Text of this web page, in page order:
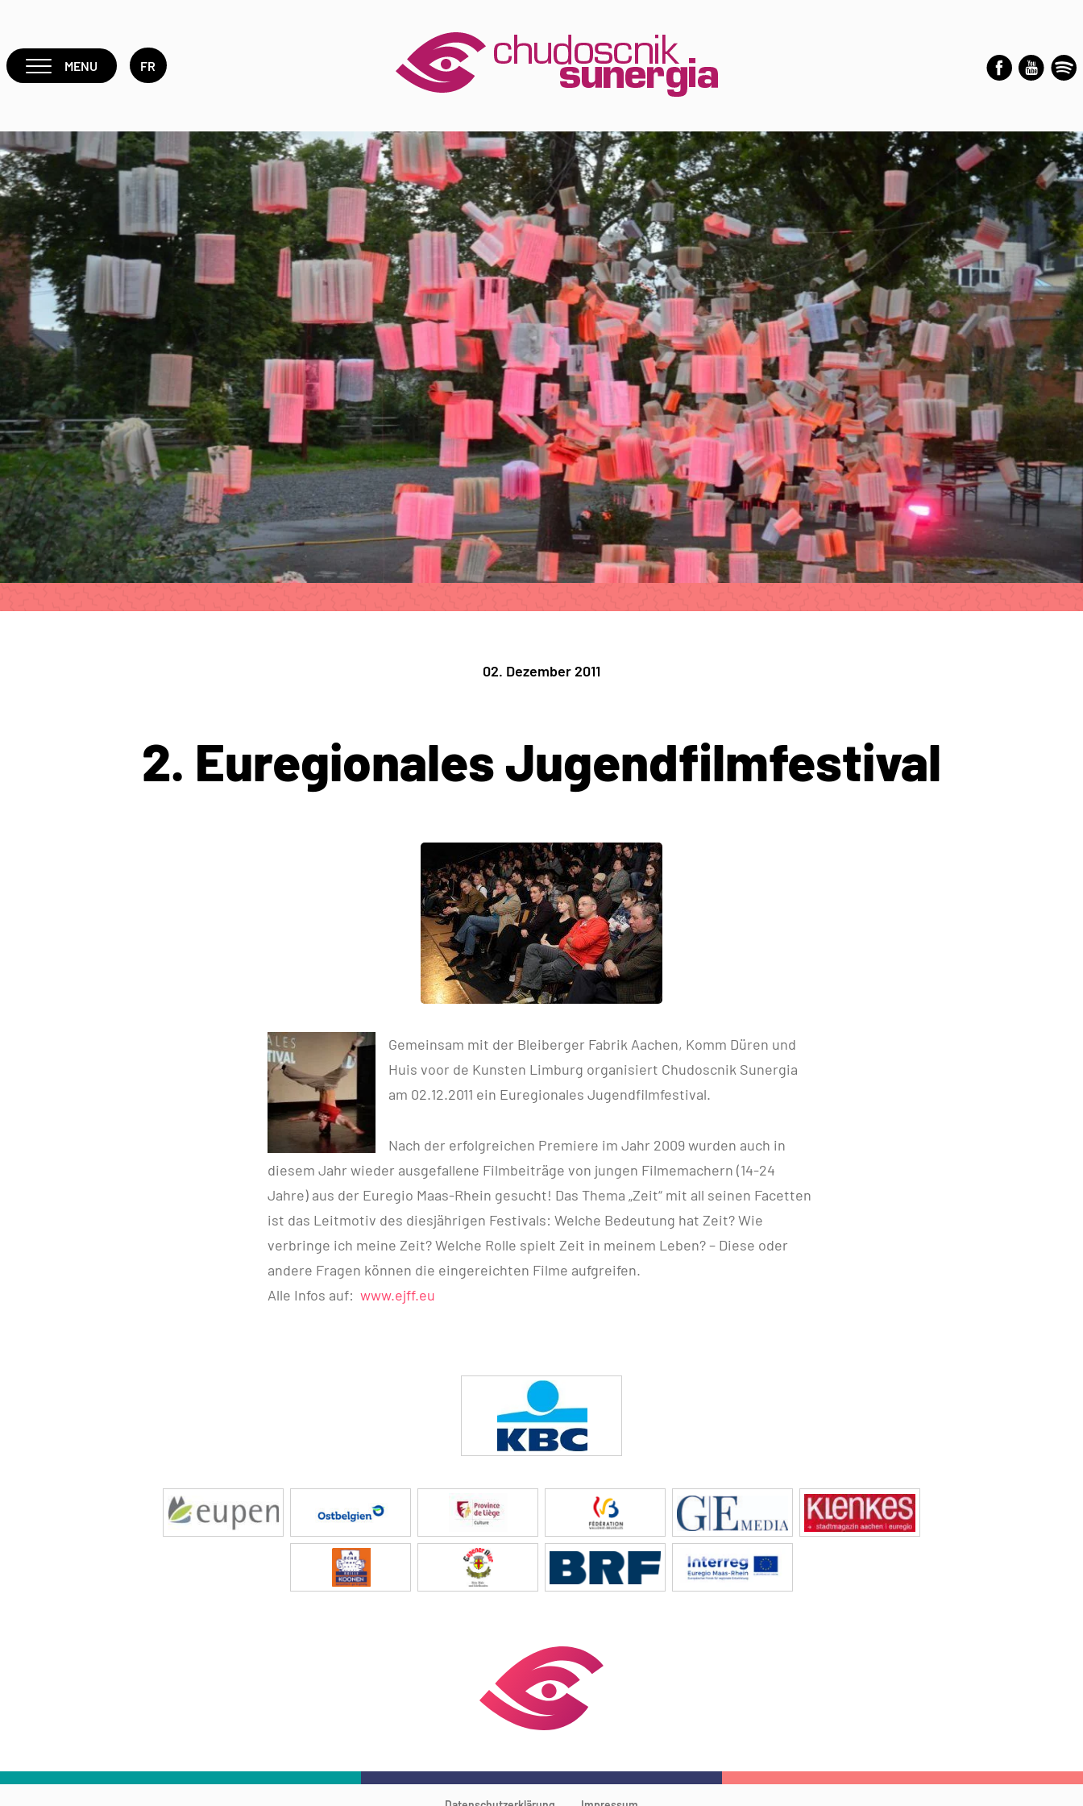
MENU FR
02. Dezember 2011
2. Euregionales Jugendfilmfestival
Gemeinsam mit der Bleiberger Fabrik Aachen, Komm Düren und
Huis voor de Kunsten Limburg organisiert Chudoscnik Sunergia
am 02.12.2011 ein Euregionales Jugendfilmfestival.
Nach der erfolgreichen Premiere im Jahr 2009 wurden auch in
diesem Jahr wieder ausgefallene Filmbeiträge von jungen Filmemachern (14-24
Jahre) aus der Euregio Maas-Rhein gesucht! Das Thema „Zeit“ mit all seinen Facetten
ist das Leitmotiv des diesjährigen Festivals: Welche Bedeutung hat Zeit? Wie
verbringe ich meine Zeit? Welche Rolle spielt Zeit in meinem Leben? – Diese oder
andere Fragen können die eingereichten Filme aufgreifen.
Alle Infos auf: www.ejff.eu